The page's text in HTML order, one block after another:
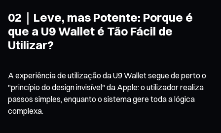
02｜Leve, mas Potente: Porque é
que a U9 Wallet é Tão Fácil de
Utilizar?
A experiência de utilização da U9 Wallet segue de perto o
"princípio do design invisível" da Apple: o utilizador realiza
passos simples, enquanto o sistema gere toda a lógica
complexa.